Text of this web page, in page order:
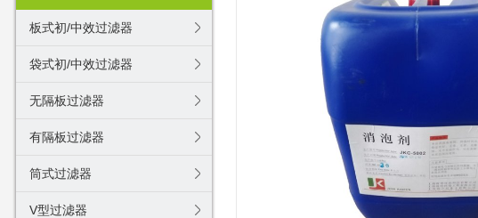
板式初/中效过滤器
袋式初/中效过滤器
无隔板过滤器
有隔板过滤器
筒式过滤器
V型过滤器